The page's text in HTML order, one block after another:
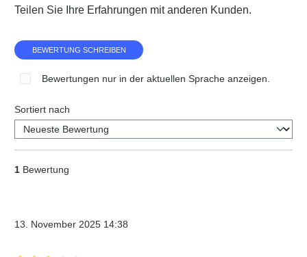
Teilen Sie Ihre Erfahrungen mit anderen Kunden.
BEWERTUNG SCHREIBEN
Bewertungen nur in der aktuellen Sprache anzeigen.
Sortiert nach
1 Bewertung
13. November 2025 14:38